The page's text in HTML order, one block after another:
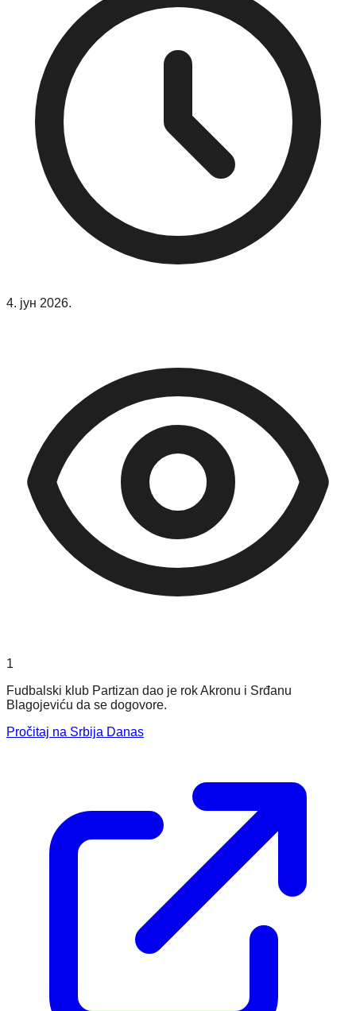
4. јун 2026.
1
Fudbalski klub Partizan dao je rok Akronu i Srđanu
Blagojeviću da se dogovore.
Pročitaj na Srbija Danas